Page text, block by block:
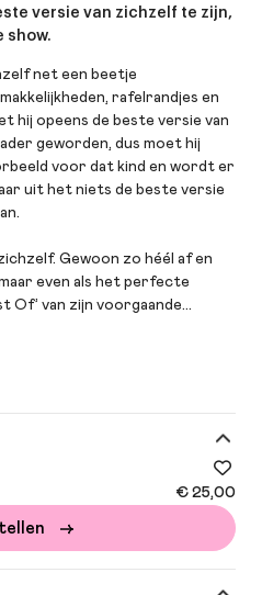
versie van zichzelf te zijn,
show.
net een beetje
rafelrandjes en
hij opeens de beste versie van
geworden, dus moet hij
voor dat kind en wordt er
uit het niets de beste versie
Gewoon zo héél af en
even als het perfecte
Of’ van zijn voorgaande
€ 25,00